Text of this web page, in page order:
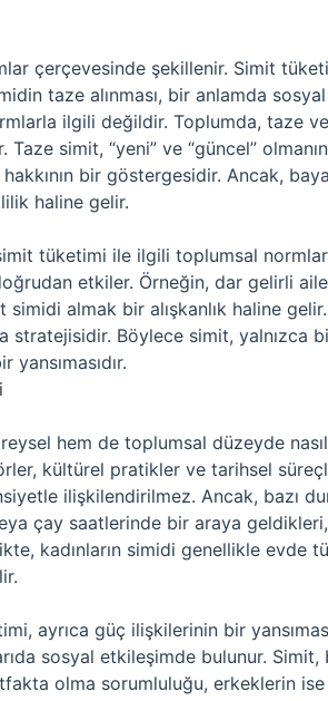
çerçevesinde şekillenir. Simit
taze alınması, bir anlamda
ilgili değildir. Toplumda, taze
Taze simit, “yeni” ve “güncel”
bir göstergesidir. Ancak,
haline gelir.
simit tüketimi ile ilgili toplumsal
etkiler. Örneğin, dar gelirli
almak bir alışkanlık haline
Böylece simit, yalnızca
hem de toplumsal düzeyde
kültürel pratikler ve tarihsel
ilişkilendirilmez. Ancak, bazı
çay saatlerinde bir araya
kadınların simidi genellikle evde
ayrıca güç ilişkilerinin bir
sosyal etkileşimde bulunur. Simit,
olma sorumluluğu, erkeklerin